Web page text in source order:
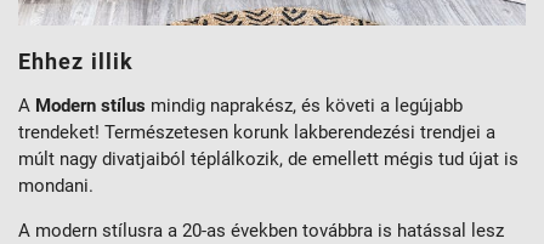
Ehhez illik
A Modern stílus mindig naprakész, és követi a legújabb
trendeket! Természetesen korunk lakberendezési trendjei a
múlt nagy divatjaiból téplálkozik, de emellett mégis tud újat is
mondani.
A modern stílusra a 20-as években továbbra is hatással lesz